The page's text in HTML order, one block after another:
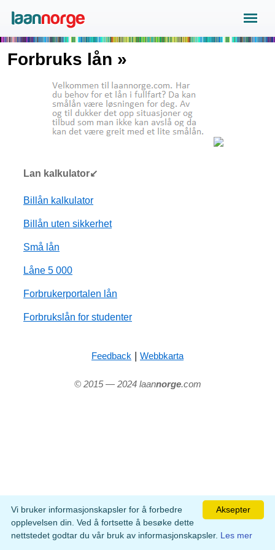
Forbruks lån »
Lan kalkulator↙
Billån kalkulator
Billån uten sikkerhet
Små lån
Låne 5 000
Forbrukerportalen lån
Forbrukslån for studenter
Feedback | Webbkarta
© 2015 — 2024 laannorge.com
Aksepter
Vi bruker informasjonskapsler for å forbedre
opplevelsen din. Ved å fortsette å besøke dette
nettstedet godtar du vår bruk av informasjonskapsler. Les mer